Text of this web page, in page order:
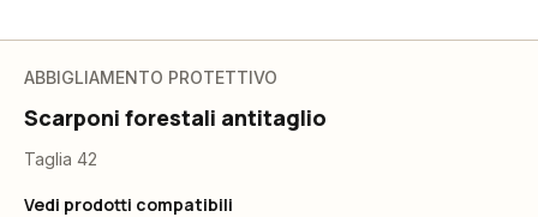
ABBIGLIAMENTO PROTETTIVO
Scarponi forestali antitaglio
Taglia 42
Vedi prodotti compatibili